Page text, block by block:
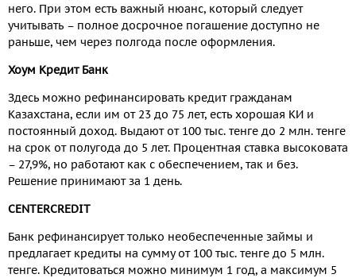
него. При этом есть важный нюанс, который следует
учитывать – полное досрочное погашение доступно не
раньше, чем через полгода после оформления.
Хоум Кредит Банк
Здесь можно рефинансировать кредит гражданам
Казахстана, если им от 23 до 75 лет, есть хорошая КИ и
постоянный доход. Выдают от 100 тыс. тенге до 2 млн. тенге
на срок от полугода до 5 лет. Процентная ставка высоковата
– 27,9%, но работают как с обеспечением, так и без.
Решение принимают за 1 день.
CENTERCREDIT
Банк рефинансирует только необеспеченные займы и
предлагает кредиты на сумму от 100 тыс. тенге до 5 млн.
тенге. Кредитоваться можно минимум 1 год, а максимум 5